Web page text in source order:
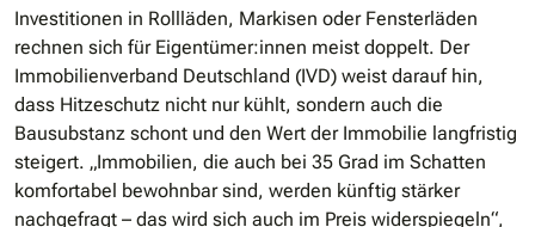
Investitionen in Rollläden, Markisen oder Fensterläden
rechnen sich für Eigentümer:innen meist doppelt. Der
Immobilienverband Deutschland (IVD) weist darauf hin,
dass Hitzeschutz nicht nur kühlt, sondern auch die
Bausubstanz schont und den Wert der Immobilie langfristig
steigert. „Immobilien, die auch bei 35 Grad im Schatten
komfortabel bewohnbar sind, werden künftig stärker
nachgefragt – das wird sich auch im Preis widerspiegeln“,